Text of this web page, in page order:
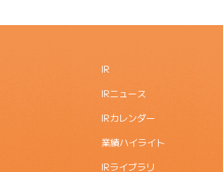
IR
IRニュース
IRカレンダー
業績ハイライト
IRライブラリ